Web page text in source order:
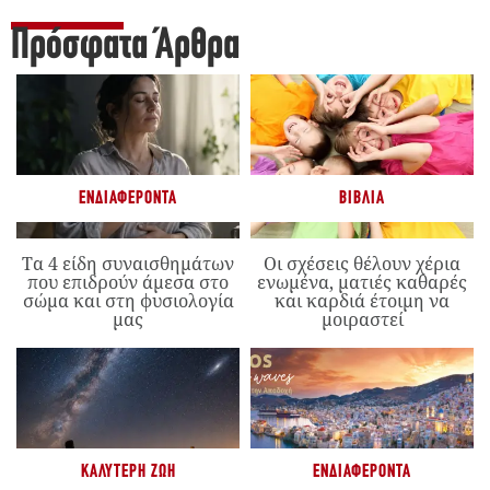
Πρόσφατα Άρθρα
ΕΝΔΙΑΦΈΡΟΝΤΑ
Τα 4 είδη συναισθημάτων
που επιδρούν άμεσα στο
σώμα και στη φυσιολογία
μας
ΒΙΒΛΊΑ
Οι σχέσεις θέλουν χέρια
ενωμένα, ματιές καθαρές
και καρδιά έτοιμη να
μοιραστεί
ΚΑΛΎΤΕΡΗ ΖΩΉ ΕΝΔΙΑΦΈΡΟΝΤΑ